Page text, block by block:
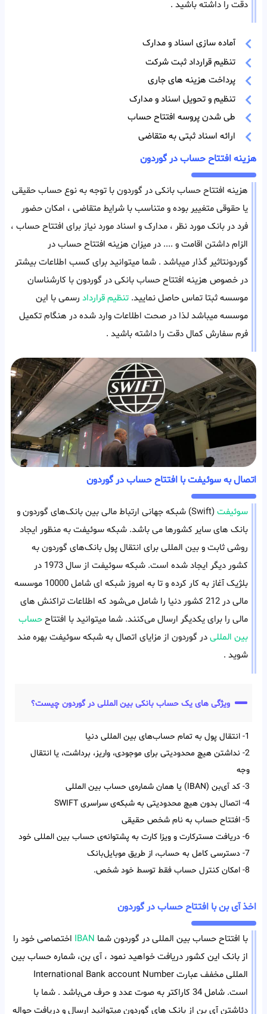
دقت را داشته باشید .
آماده سازی اسناد و مدارک
تنظیم قرارداد ثبت شرکت
پرداخت هزینه های جاری
تنظیم و تحویل اسناد و مدارک
طی شدن پروسه افتتاح حساب
ارائه اسناد ثبتی به متقاضی
هزینه افتتاح حساب در گوردون
هزینه افتتاح حساب بانکی در گوردون با توجه به نوع حساب حقیقی
یا حقوقی متغییر بوده و متناسب با شرایط متقاضی ، امکان حضور
فرد در بانک مورد نظر ، مدارک و اسناد مورد نیاز برای افتتاح حساب ،
الزام داشتن اقامت و .... در میزان هزینه افتتاح حساب در
گوردونتاثیر گذار میباشد . شما میتوانید برای کسب اطلاعات بیشتر
در خصوص هزینه افتتاح حساب بانکی در گوردون با کارشناسان
موسسه ثبتا تماس حاصل نمایید. تنظیم قرارداد رسمی با این
موسسه میباشد لذا در صحت اطلاعات وارد شده در هنگام تکمیل
فرم سفارش کمال دقت را داشته باشید .
اتصال به سوئیفت با افتتاح حساب در گوردون
سوئیفت
(Swift) شبکه جهانی ارتباط‌ مالی بین بانک‌های گوردون و
بانک های سایر کشورها می باشد. شبکه سوئیفت به منظور ایجاد
روشی ثابت و بین المللی برای انتقال پول بانک‌های گوردون به
کشور دیگر ایجاد شده است. شبکه سوئیفت از سال 1973 در
بلژیک آغاز به کار کرده و تا به امروز شبکه ای شامل 10000 موسسه
مالی در 212 کشور دنیا را شامل می‌شود که اطلاعات تراکنش های
مالی را برای یکدیگر ارسال می‌کنند. شما میتوانید با افتتاححساب
بین المللیدر گوردون از مزایای اتصال به شبکه سوئیفت بهره مند
شوید .
ویژگی های یک حساب بانکی بین المللی در گوردون چیست؟
1- انتقال پول به تمام حساب‌‌های بین‌‌ المللی دنیا
2- نداشتن هیچ محدودیتی برای موجودی، واریز، برداشت، یا انتقال
وجه
3- کد آی‌‌بن (IBAN) یا همان شماره‌ی حساب بین‌ المللی
4- اتصال بدون هیچ محدودیتی به شبکه‌ی سراسری SWIFT
5- افتتاح حساب به نام شخص حقیقی
6- دریافت مسترکارت و ویزا کارت به پشتوانه‌ی حساب بین المللی خود
7- دسترسی کامل به حساب، از طریق موبایل‌بانک
8- امکان کنترل حساب فقط توسط خود شخص.
اخذ آی بن با افتتاح حساب در گوردون
با افتتاح حساب بین المللی در گوردون شما IBAN اختصاصی خود را
از بانک این کشور دریافت خواهید نمود ، آی بن، شماره حساب بین
المللی مخفف عبارت International Bank account Number
است. شامل 34 کاراکتر به صوت عدد و حرف می‌باشد . شما با
دئاشتن آی بن از بانک های گوردون میتوانید ارسال و دریافت حواله